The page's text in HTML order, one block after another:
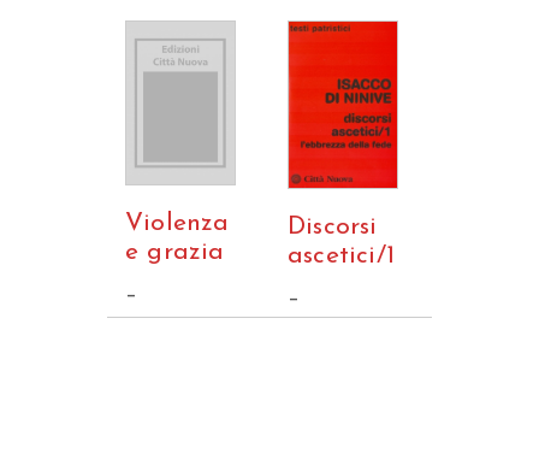
Violenza
e grazia
–
Discorsi
ascetici/1
–